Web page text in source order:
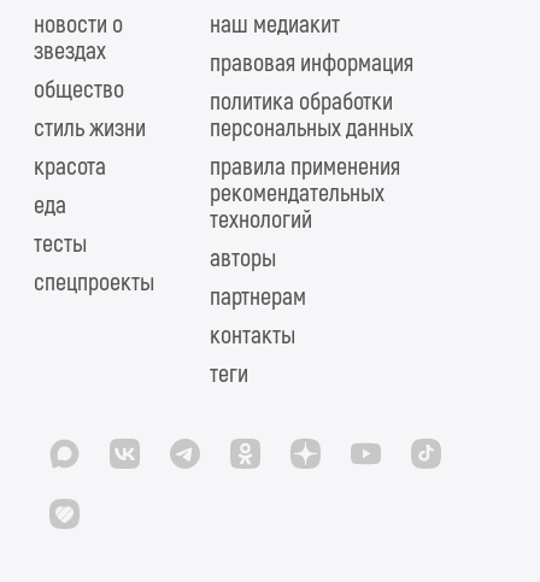
новости о
звездах
общество
стиль жизни
красота
еда
тесты
спецпроекты
наш медиакит
правовая информация
политика обработки
персональных данных
правила применения
рекомендательных
технологий
авторы
партнерам
контакты
теги